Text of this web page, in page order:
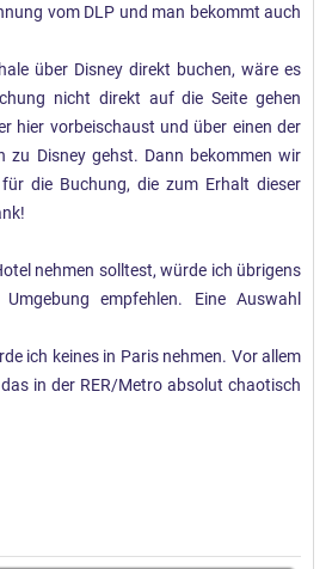
vom DLP und man bekommt auch
über Disney direkt buchen, wäre es
nicht direkt auf die Seite gehen
hier vorbeischaust und über einen der
zu Disney gehst. Dann bekommen wir
die Buchung, die zum Erhalt dieser
nehmen solltest, würde ich übrigens
empfehlen. Eine Auswahl
ich keines in Paris nehmen. Vor allem
in der RER/Metro absolut chaotisch